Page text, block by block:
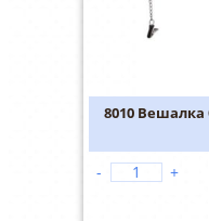
8010
- +